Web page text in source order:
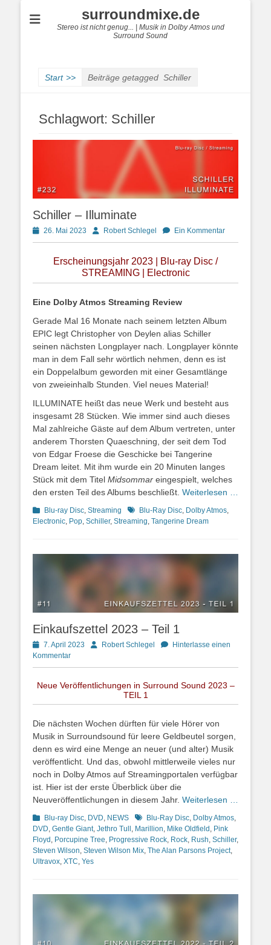
surroundmixe.de
Stereo ist nicht genug... | Musik in Dolby Atmos und
Surround Sound
Start >> Beiträge getagged Schiller
Schlagwort: Schiller
Schiller – Illuminate
Posted
on
26. Mai 2023 AutorRobert Schlegel Ein Kommentar
Erscheinungsjahr 2023 | Blu-ray Disc /
STREAMING | Electronic
Eine Dolby Atmos Streaming Review
Gerade Mal 16 Monate nach seinem letzten Album
EPIC legt Christopher von Deylen alias Schiller
seinen nächsten Longplayer nach. Longplayer könnte
man in dem Fall sehr wörtlich nehmen, denn es ist
ein Doppelalbum geworden mit einer Gesamtlänge
von zweieinhalb Stunden. Viel neues Material!
ILLUMINATE heißt das neue Werk und besteht aus
insgesamt 28 Stücken. Wie immer sind auch dieses
Mal zahlreiche Gäste auf dem Album vertreten, unter
anderem Thorsten Quaeschning, der seit dem Tod
von Edgar Froese die Geschicke bei Tangerine
Dream leitet. Mit ihm wurde ein 20 Minuten langes
Stück mit dem Titel Midsommar eingespielt, welches
den ersten Teil des Albums beschließt. Weiterlesen …
Kategorien
Blu-ray Disc Streaming Schlagworte
Blu-Ray Disc Dolby Atmos
Electronic Pop Schiller, Streaming Tangerine Dream
Einkaufszettel 2023 – Teil 1
Posted
on
7. April 2023 AutorRobert Schlegel
Hinterlasse einen
Kommentar
Neue Veröffentlichungen in Surround Sound 2023 –
TEIL 1
Die nächsten Wochen dürften für viele Hörer von
Musik in Surroundsound für leere Geldbeutel sorgen,
denn es wird eine Menge an neuer (und alter) Musik
veröffentlicht. Und das, obwohl mittlerweile vieles nur
noch in Dolby Atmos auf Streamingportalen verfügbar
ist. Hier ist der erste Überblick über die
Neuveröffentlichungen in diesem Jahr. Weiterlesen …
Kategorien
Blu-ray Disc DVD NEWS Schlagworte
Blu-Ray Disc Dolby Atmos
DVD Gentle Giant, Jethro Tull Marillion Mike Oldfield Pink
Floyd Porcupine Tree Progressive Rock Rock Rush Schiller,
Steven Wilson Steven Wilson Mix The Alan Parsons Project,
Ultravox XTC Yes